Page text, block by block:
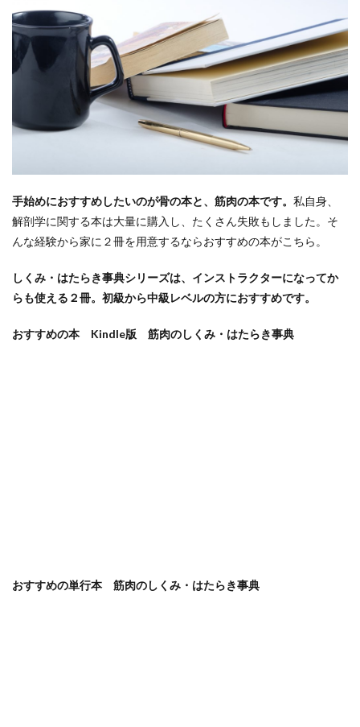
手始めにおすすめしたいのが骨の本と、筋肉の本です。 私自身、
解剖学に関する本は大量に購入し、たくさん失敗もしました。そ
んな経験から家に２冊を用意するならおすすめの本がこちら。
しくみ・はたらき事典シリーズは、インストラクターになってか
らも使える２冊。初級から中級レベルの方におすすめです。
おすすめの本 Kindle版 筋肉のしくみ・はたらき事典
おすすめの単行本 筋肉のしくみ・はたらき事典